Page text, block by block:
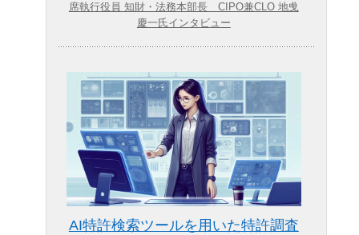
席執行役員 知財・法務本部長 CIPO兼CLO 地曵
慶一氏インタビュー
AI特許検索ツールを用いた特許調査